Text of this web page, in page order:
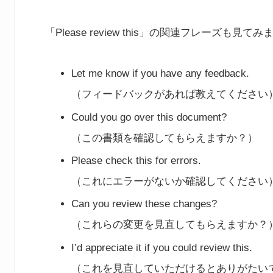
「Please review this」の関連フレーズも見てみま
Let me know if you have any feedback.
（フィードバックがあれば教えてください）
Could you go over this document?
（この書類を確認してもらえますか？）
Please check this for errors.
（これにエラーがないか確認してください）
Can you review these changes?
（これらの変更を見直してもらえますか？）
I’d appreciate it if you could review this.
（これを見直していただけるとありがたい